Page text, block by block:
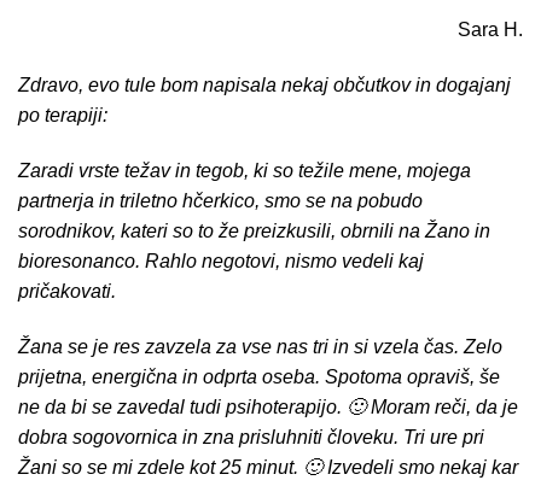
Sara H.
Zdravo, evo tule bom napisala nekaj občutkov in dogajanj
po terapiji:
Zaradi vrste težav in tegob, ki so težile mene, mojega
partnerja in triletno hčerkico, smo se na pobudo
sorodnikov, kateri so to že preizkusili, obrnili na Žano in
bioresonanco. Rahlo negotovi, nismo vedeli kaj
pričakovati.
Žana se je res zavzela za vse nas tri in si vzela čas. Zelo
prijetna, energična in odprta oseba. Spotoma opraviš, še
ne da bi se zavedal tudi psihoterapijo. 🙂 Moram reči, da je
dobra sogovornica in zna prisluhniti človeku. Tri ure pri
Žani so se mi zdele kot 25 minut. 🙂 Izvedeli smo nekaj kar